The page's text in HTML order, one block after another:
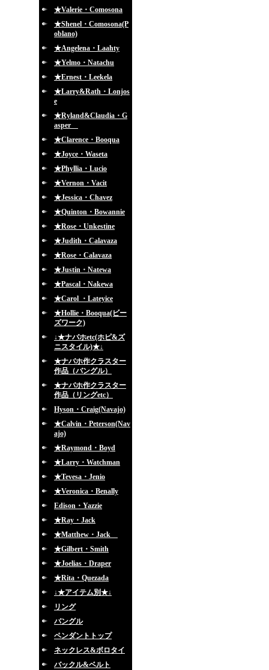
★Valerie・Comosona
★Shenel・Comosona(P
oblano)
★Angelena・Laahty
★Yelmo・Natachu
★Ernest・Leekela
★Larry&Rath・Lonjos
e
★Ryland&Claudia・G
asper
★Clarence・Booqua
★Joyce・Waseta
★Phyllia・Lucio
★Vernon・Vacit
★Jessica・Chavez
★Quinton・Bowannie
★Rose・Unkestine
★Judith・Calavaza
★Rose・Calavaza
★Justin・Natewa
★Pascal・Nakewa
★Carol ・Lateyice
★Hollie・Booqua(ビー
ズワーク)
↓★ナバホetc(ホピ&ズ
ニスタイル)★↓
★ナバホ作クラスター
作品（バングル）
★ナバホ作クラスター
作品（リングetc）
Hyson・Craig(Navajo)
★Calvin・Peterson(Nav
ajo)
★Raymond・Boyd
★Larry・Watchman
★Tevesa・Jenio
★Veronica・Benally
Edison・Yazzie
★Ray・Jack
★Matthew・Jack
★Gilbert・Smith
★Joelias・Draper
★Rita・Quezada
↓★アイテム別★↓
リング
バングル
ペンダントトップ
ネックレス&ボロタイ
バックル&ベルト